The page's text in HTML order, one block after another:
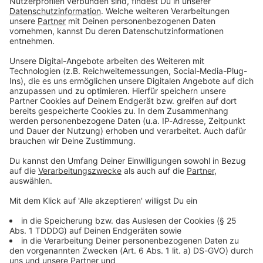
es/article7893735/Impress
um.html Datenschutz:
https://www.welt.de/servic
DIGITAL.html
pressum.html Datenschutz:
https://www.welt.de/services/article157550705/
Datenschutzerklaerung-WELT-DIGITAL.html
Musikfernsehsender in
Deutschland: Am 1.
Dezember 1993 ging Viva
prägte die Popkultur
nachhaltig. Mittendrin als
Gründungsredakteur war
damals Elmar Giglinger. Im
Gespräch mit Wim Orth
spricht er in dieser Folge
von "Aha! History" über die
Sendung, die Hochzeit des
Musik-TV in Deutschland
den Kulissen erlebt wurde.
dich! Die elektrisierende
Geschichte des deutschen
Musikfernsehens" von
23.12.2024 01:30 / 25min
Es war der erste reine Musikfernsehsender in
Deutschland: Am 1. Dezember 1993 ging Viva
nachhaltig. Mittendrin als Gründungsredakteur
war damals Elmar Giglinger. Im Gespräch mit
History" über die Geschichte bis zur ersten
Sendung, die Hochzeit des Musik-TV in
Deutschland und wie der Hype hinter den
Kulissen erlebt wurde. Das Buch "MTViva liebt
dich! Die elektrisierende Geschichte des
23.12.2024 01:30 / 25min